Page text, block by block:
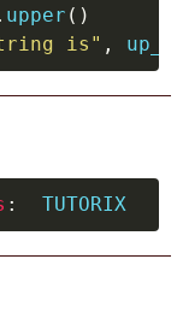
upper ( )
is" ,
:
  TUTORIX